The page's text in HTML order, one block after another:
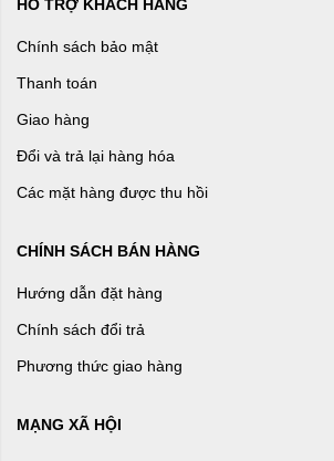
HỖ TRỢ KHÁCH HÀNG
Chính sách bảo mật
Thanh toán
Giao hàng
Đổi và trả lại hàng hóa
Các mặt hàng được thu hồi
CHÍNH SÁCH BÁN HÀNG
Hướng dẫn đặt hàng
Chính sách đổi trả
Phương thức giao hàng
MẠNG XÃ HỘI